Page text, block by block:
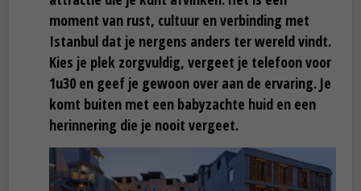
moment van rust, cultuur en verbinding met
Istanbul dat je nergens anders ter wereld vindt.
Kies je plek zorgvuldig, vergeet je telefoon voor
1u30 en geef je gewoon over aan de ervaring. Je
komt buiten met een babyzachte huid en een
herinnering die je nooit vergeet.